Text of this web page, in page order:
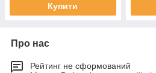
Купити
Про нас
Рейтинг не сформований